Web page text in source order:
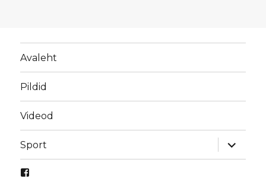
Avaleht
Pildid
Videod
Sport
laienda